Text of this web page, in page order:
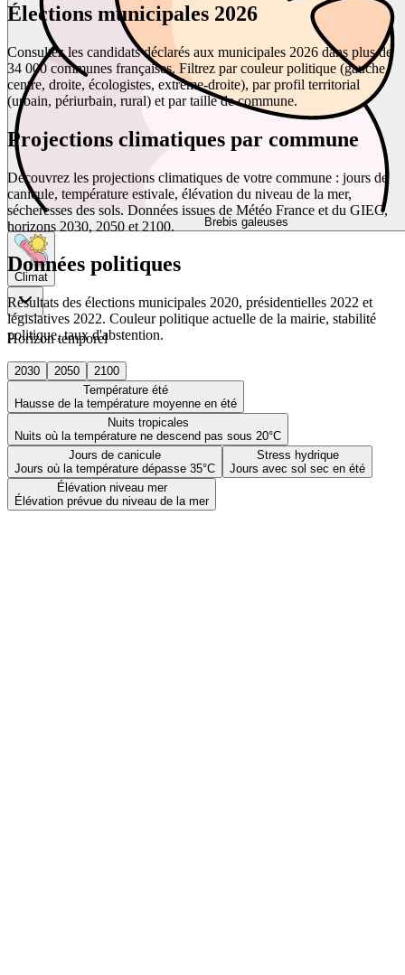
Brebis galeuses
Climat
Horizon temporel
2030 2050
2100
Température été
Hausse de la température moyenne en été
Nuits tropicales
Nuits où la température ne descend pas sous 20°C
Jours de canicule
Jours où la température dépasse 35°C
Stress hydrique
Jours avec sol sec en été
Élévation niveau mer
Élévation prévue du niveau de la mer
Élections municipales 2026
Consultez les candidats déclarés aux municipales 2026 dans plus de
34 000 communes françaises. Filtrez par couleur politique (gauche,
centre, droite, écologistes, extrême-droite), par profil territorial
(urbain, périurbain, rural) et par taille de commune.
Projections climatiques par commune
Découvrez les projections climatiques de votre commune : jours de
canicule, température estivale, élévation du niveau de la mer,
sécheresses des sols. Données issues de Météo France et du GIEC,
horizons 2030, 2050 et 2100.
Données politiques
Résultats des élections municipales 2020, présidentielles 2022 et
législatives 2022. Couleur politique actuelle de la mairie, stabilité
politique, taux d'abstention.